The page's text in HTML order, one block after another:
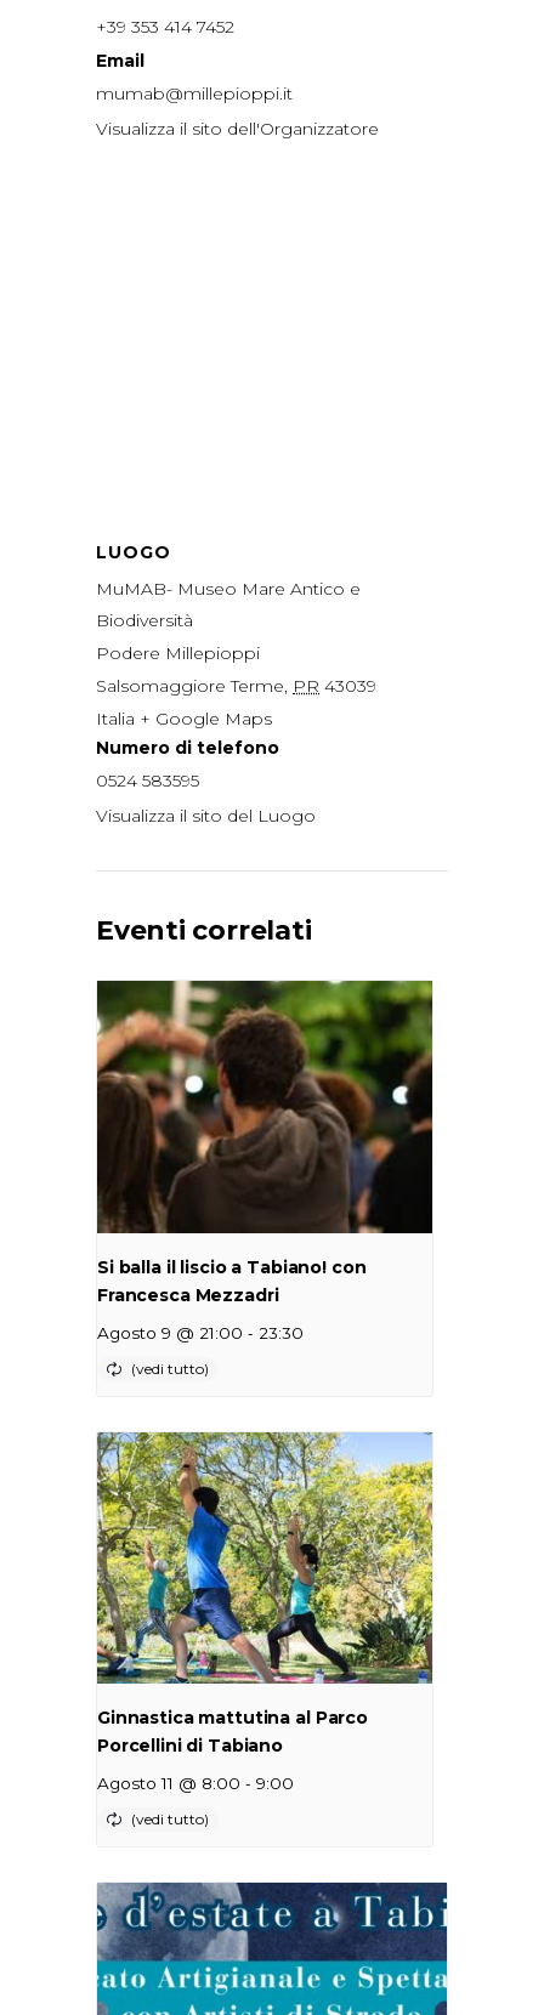
+39 353 414 7452
Email
mumab@millepioppi.it
Visualizza il sito dell'Organizzatore
LUOGO
MuMAB- Museo Mare Antico e
Biodiversità
Podere Millepioppi
Salsomaggiore Terme, PR 43039
Italia + Google Maps
Numero di telefono
0524 583595
Visualizza il sito del Luogo
Eventi correlati
Si balla il liscio a Tabiano! con
Francesca Mezzadri
Agosto 9 @ 21:00 - 23:30
Ginnastica mattutina al Parco
Porcellini di Tabiano
Agosto 11 @ 8:00 - 9:00